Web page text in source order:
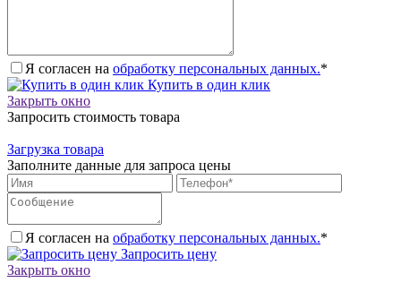
Я согласен на обработку персональных данных.*
Купить в один клик
Закрыть окно
Запросить стоимость товара
Загрузка товара
Заполните данные для запроса цены
Я согласен на обработку персональных данных.*
Запросить цену
Закрыть окно